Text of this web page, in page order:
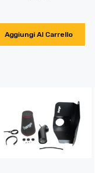
Aggiungi Al Carrello